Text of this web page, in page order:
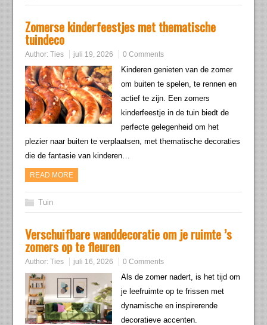
Zomerse kinderfeestjes met thematische
tuindeco
Author:Ties juli 19, 2026 0 Comments
Kinderen genieten van de zomer
om buiten te spelen, te rennen en
actief te zijn. Een zomers
kinderfeestje in de tuin biedt de
perfecte gelegenheid om het
plezier naar buiten te verplaatsen, met thematische decoraties
die de fantasie van kinderen…
READ MORE
Tuin
Verschuifbare wanddecoratie om je ruimte ’s
zomers op te fleuren
Author:Ties juli 16, 2026 0 Comments
Als de zomer nadert, is het tijd om
je leefruimte op te frissen met
dynamische en inspirerende
decoratieve accenten.